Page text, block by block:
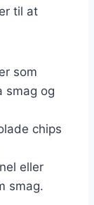
til at
som
og
chips
eller
smag.